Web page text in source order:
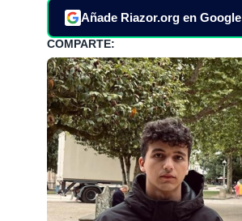
Añade Riazor.org en Google
COMPARTE: